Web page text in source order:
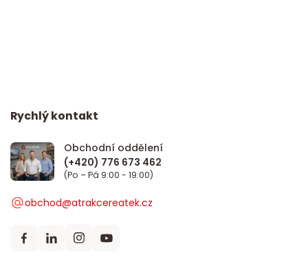
Rychlý kontakt
Obchodní oddělení
(Po – Pá 9:00 - 19:00)
obchod@atrakcereatek.cz